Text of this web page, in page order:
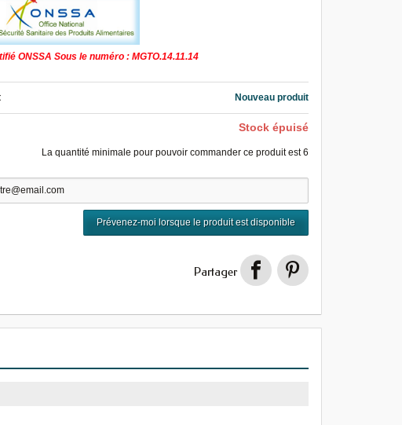
ONSSA Sous le numéro : MGTO.14.11.14
Nouveau produit
Stock épuisé
La quantité minimale pour pouvoir commander ce produit est6
Prévenez-moi lorsque le produit est disponible
Partager